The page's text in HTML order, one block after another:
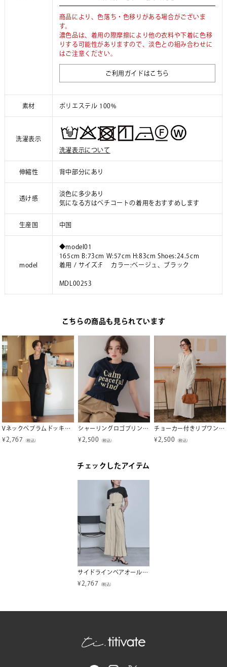
商品により、色落ち・色移りがある場合がございま
す。
濃色品は、着用の際摩擦により他の衣料や下着に色移
りする可能性がありますので、淡色との組み合わせに
はご注意ください。
ご利用ガイドはこちら
素材 ポリエステル 100%
洗濯表示
洗濯表示について
伸縮性 背中部分にあり
透け感
淡色に多少あり
気になる方はペチコートの着用をおすすめします
生産国 中国
model
◆model01
165cm B:73cm W:57cm H:83cm Shoes:24.5cm
着用 / サイズ:F カラー:ベージュ、ブラック
MDL00253
こちらの商品も見られています
Vネックペプラムドッキングオールインワン
¥ 2,767 （税込）
シャーリングロゴプリントTシャツ【メール便可／100】
¥ 2,500 （税込）
チョーカー付きリブワンピース
¥ 2,500 （税込）
チェックしたアイテム
サイドラインベアオールインワン【miette ミエット】
¥ 2,767 （税込）